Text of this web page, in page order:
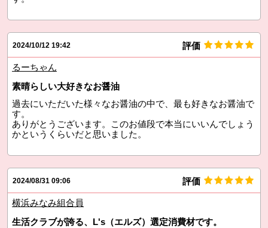
2024/10/12 19:42 評価
るーちゃん
素晴らしい大好きなお醤油
過去にいただいた様々なお醤油の中で、最も好きなお醤油で
す。
ありがとうございます。このお値段で本当にいいんでしょう
かというくらいだと思いました。
2024/08/31 09:06 評価
横浜みなみ組合員
生活クラブが誇る、L's（エルズ）選定消費材です。